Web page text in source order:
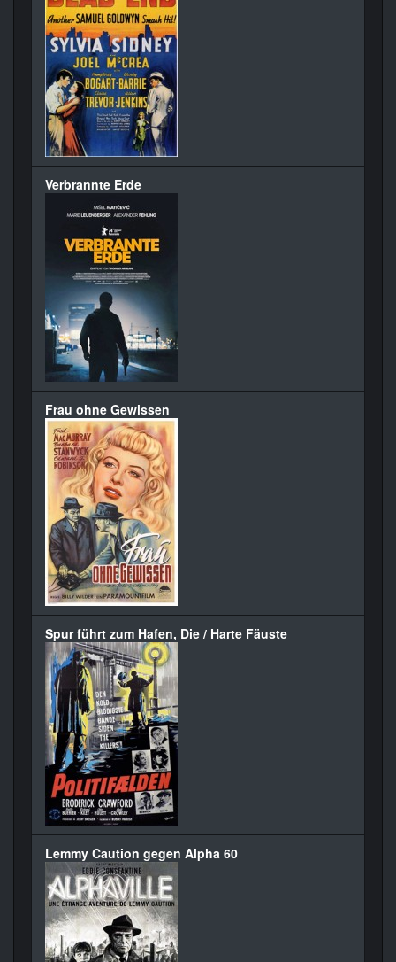
Verbrannte Erde
Frau ohne Gewissen
Spur führt zum Hafen, Die / Harte Fäuste
Lemmy Caution gegen Alpha 60